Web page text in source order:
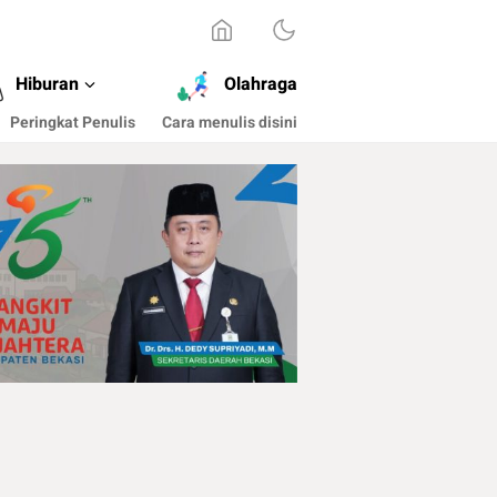
Hiburan Olahraga
Peringkat Penulis Cara menulis disini